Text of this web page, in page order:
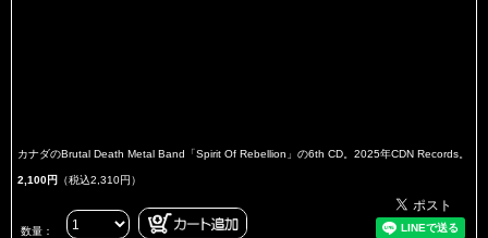
カナダのBrutal Death Metal Band「Spirit Of Rebellion」の6th CD。2025年CDN Records。
2,100円 （税込2,310円）
数量：